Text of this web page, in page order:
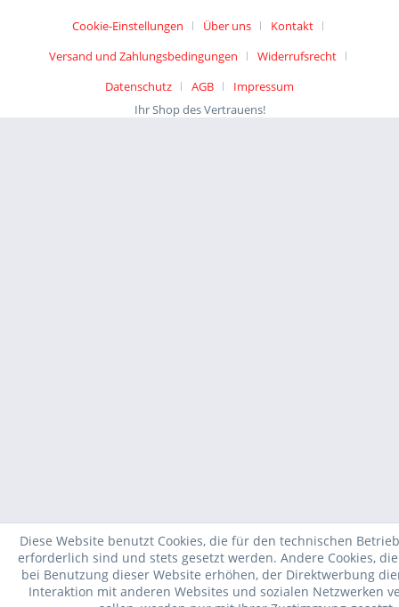
Cookie-Einstellungen Über uns
Kontakt
Versand und Zahlungsbedingungen
Widerrufsrecht
Datenschutz
AGB
Impressum
Ihr Shop des Vertrauens!
Diese Website benutzt Cookies, die für den technischen
erforderlich sind und stets gesetzt werden. Andere Cookies,
bei Benutzung dieser Website erhöhen, der Direktwerbung
Interaktion mit anderen Websites und sozialen Netzwerken